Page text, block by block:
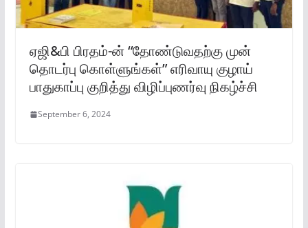
ஏஜி&பி பிரதம்-ன் “தோண்டுவதற்கு முன்
தொடர்பு கொள்ளுங்கள்” எரிவாயு குழாய்
பாதுகாப்பு குறித்து விழிப்புணர்வு நிகழ்ச்சி
September 6, 2024